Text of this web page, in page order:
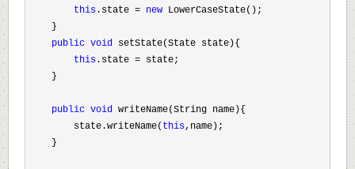
this .state = new LowerCaseState();
    }
public void setState(State state){
this .state = state;
    }
public void writeName(String name){
        state.writeName(
this,name);
    }